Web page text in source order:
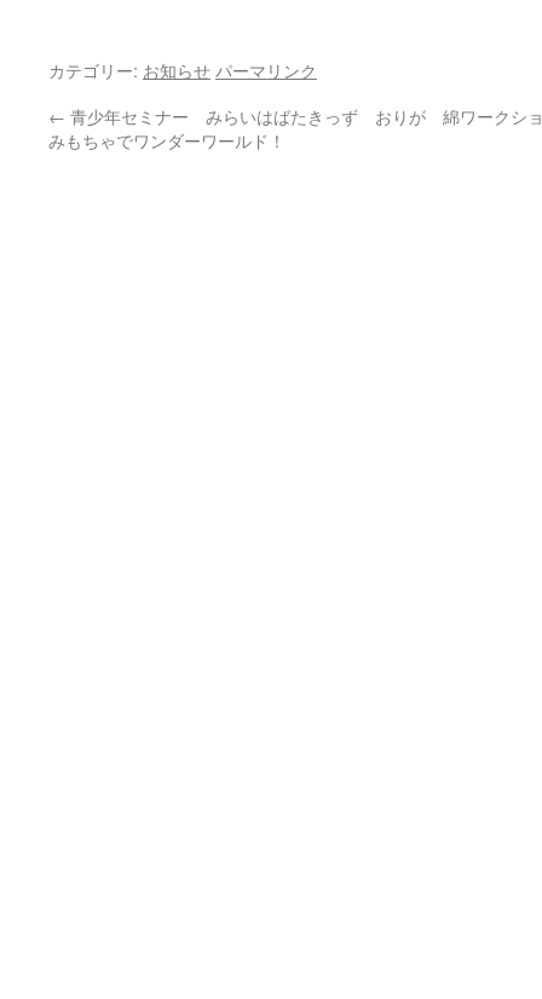
カテゴリー: お知らせ パーマリンク
← 青少年セミナー みらいはばたきっず おりが
みもちゃでワンダーワールド！
綿ワークシ